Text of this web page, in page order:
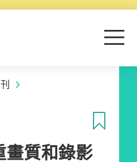
目
畫質和錄影